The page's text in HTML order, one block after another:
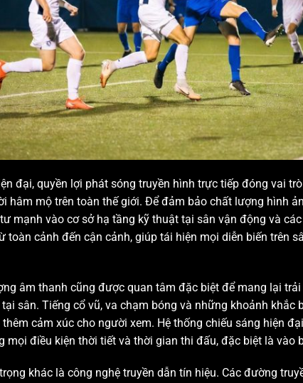
đại, quyền lợi phát sóng truyền hình trực tiếp đóng vai
hâm mộ trên toàn thế giới. Để đảm bảo chất lượng hình
mạnh vào cơ sở hạ tầng kỹ thuật tại sân vận động và
toàn cảnh đến cận cảnh, giúp tái hiện mọi diễn biến trên
âm thanh cũng được quan tâm đặc biệt để mang lại
sân. Tiếng cổ vũ, va chạm bóng và những khoảnh khắc
cảm xúc cho người xem. Hệ thống chiếu sáng hiện
mọi điều kiện thời tiết và thời gian thi đấu, đặc biệt là vào
khác là công nghệ truyền dẫn tín hiệu. Các đường